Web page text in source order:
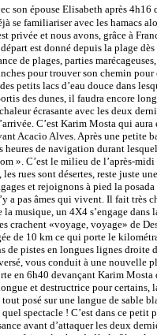
son épouse Elisabeth après
se familiariser avec les hamacs
privée et nous avons, grâce à
est donné depuis la plage
de plages, parties
pour trouver son chemin
petits lacs d’eau douce dans
des dunes, il faudra encore
écrasante avec les deux
C’est Karim Mosta qui
Acacio Alves. Après une petite
heures de navigation durant
». C’est le milieu de l’après-
rues sont désertes, reste juste
et rejoignons à pied la
a pas âmes qui vivent. Il fait très
musique, un 4X4 s’engage
crachent «voyage, voyage» de
de 10 km ce qui porte le
de pistes en longues lignes
vous conduit à une nouvelle
en 6h40 devançant Karim
et destructrice pour
posé sur une langue de sable
spectacle ! C’est dans ce
avant d’attaquer les deux